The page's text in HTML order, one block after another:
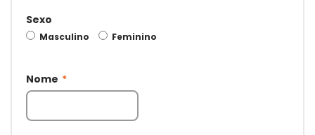
Sexo
Masculino Feminino
Nome *